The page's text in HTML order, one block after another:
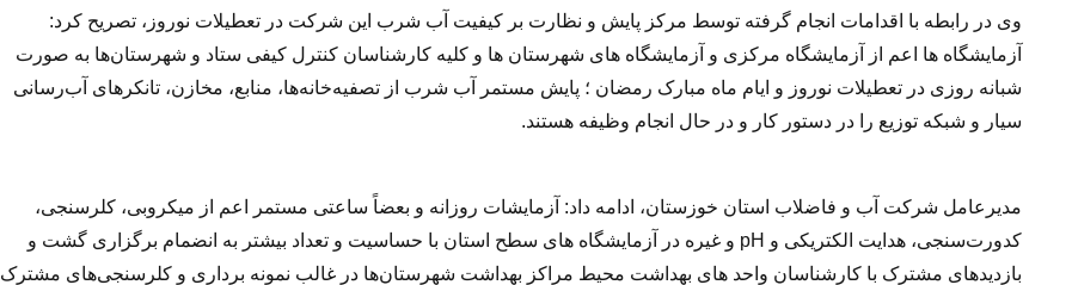
وی در رابطه با اقدامات انجام گرفته توسط مرکز پایش و نظارت بر کیفیت آب شرب این شرکت در تعطیلات نوروز، تصریح کرد:
آزمایشگاه ها اعم از آزمایشگاه مرکزی و آزمایشگاه های شهرستان ها و کلیه کارشناسان کنترل کیفی ستاد و شهرستان‌ها به صورت
شبانه روزی در تعطیلات نوروز و ایام ماه مبارک رمضان ؛ پایش مستمر آب شرب از تصفیه‌خانه‌ها، منابع، مخازن، تانکرهای آب‌رسانی
سیار و شبکه توزیع را در دستور کار و در حال انجام وظیفه هستند.
مدیرعامل شرکت آب و فاضلاب استان خوزستان، ادامه داد: آزمایشات روزانه و بعضاً ساعتی مستمر اعم از میکروبی، کلرسنجی،
کدورت‌سنجی، هدایت الکتریکی و pH و غیره در آزمایشگاه های سطح استان با حساسیت و تعداد بیشتر به انضمام برگزاری گشت و
بازدیدهای مشترک با کارشناسان واحد های بهداشت محیط مراکز بهداشت شهرستان‌ها در غالب نمونه برداری و کلرسنجی‌های مشترک